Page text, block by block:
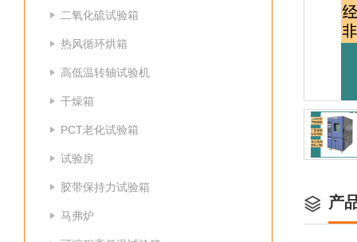
二氧化硫试验箱
热风循环烘箱
高低温转轴试验机
干燥箱
PCT老化试验箱
试验房
胶带保持力试验箱
马弗炉
产